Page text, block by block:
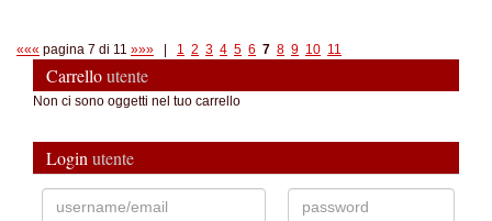
««« pagina 7 di 11 »»» 1 2 3 4 5 6 7 8 9 10 11
Carrelloutente
Non ci sono oggetti nel tuo carrello
Login utente